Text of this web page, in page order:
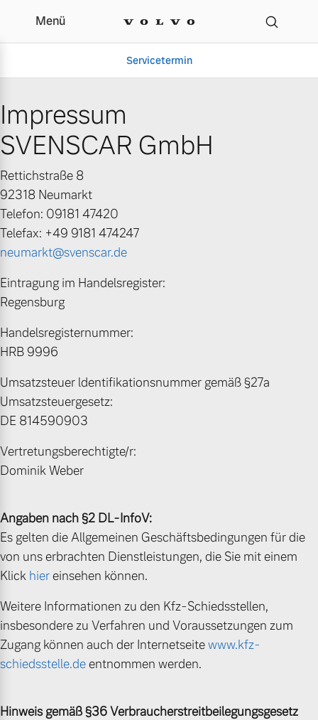
Impressum |
Menü
Servicetermin
Aktuelle Zubehörangebote
Gebrauchtwagen
Zubehörkatalog
Aktuelle Serviceangebote
Über uns
Unser Team
Unsere News & Events
Impressum
SVENSCAR GmbH
Rettichstraße 8
92318 Neumarkt
Telefon: 09181 47420
Telefax: +49 9181 474247
neumarkt@svenscar.de
Eintragung im Handelsregister:
Regensburg
Handelsregisternummer:
HRB 9996
Umsatzsteuer ldentifikationsnummer gemäß §27a
Umsatzsteuergesetz:
DE 814590903
Vertretungsberechtigte/r:
Dominik Weber
Angaben nach §2 DL-InfoV:
Es gelten die Allgemeinen Geschäftsbedingungen für die
von uns erbrachten Dienstleistungen, die Sie mit einem
Klick hiereinsehen können.
Weitere Informationen zu den Kfz-Schiedsstellen,
insbesondere zu Verfahren und Voraussetzungen zum
Zugang können auch der Internetseitewww.kfz-
schiedsstelle.deentnommen werden.
Hinweis gemäß §36 Verbraucherstreitbeilegungsgesetz